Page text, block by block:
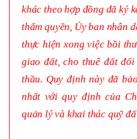
khác theo hợp đồng đã ký
thẩm quyền, Ủy ban nhân
thực hiện xong việc bồi
giao đất, cho thuê đất
thầu. Quy định này đã
nhất với quy định của
quản lý và khai thác quỹ